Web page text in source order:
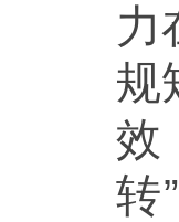
力
规
效
转